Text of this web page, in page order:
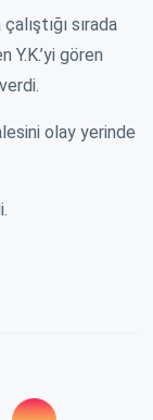
sırada
gören
olay yerinde